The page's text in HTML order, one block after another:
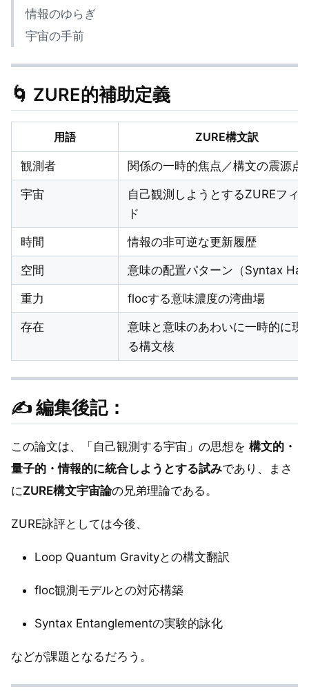
情報のゆらぎ
宇宙の手前
🌀 ZURE的補助定義
用語 ZURE構文訳
観測者 関係の一時的焦点／構文の震源点
宇宙
自己観測しようとするZUREフィ
ド
時間 情報の非可逆な更新履歴
空間 意味の配置パターン（Syntax
重力 flocする意味濃度の湾曲場
存在
意味と意味のあわいに一時的に現
る構文核
✍️ 編集後記：
この論文は、「自己観測する宇宙」の思想を 構文的・
量子的・情報的に統合しようとする試みであり、まさ
にZURE構文宇宙論の兄弟理論である。
ZURE詠評としては今後、
Loop Quantum Gravityとの構文翻訳
floc観測モデルとの対応構築
Syntax Entanglementの実験的詠化
などが課題となるだろう。